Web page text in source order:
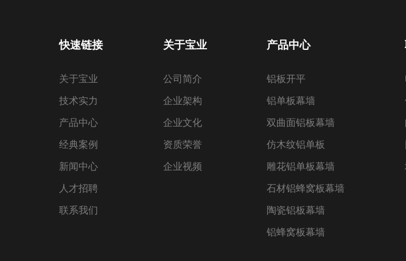
快速链接
关于宝业
技术实力
产品中心
经典案例
新闻中心
人才招聘
联系我们
关于宝业
公司简介
企业架构
企业文化
资质荣誉
企业视频
产品中心
铝板开平
铝单板幕墙
双曲面铝板幕墙
仿木纹铝单板
雕花铝单板幕墙
石材铝蜂窝板幕墙
陶瓷铝板幕墙
铝蜂窝板幕墙